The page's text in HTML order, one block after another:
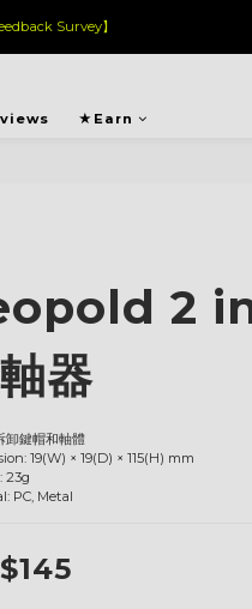
Survey】
★Earn
2
器
卸鍵帽和軸體
19(W) × 19(D) × 115(H) mm
23g
PC, Metal